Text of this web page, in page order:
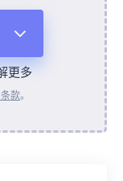
更多
款。